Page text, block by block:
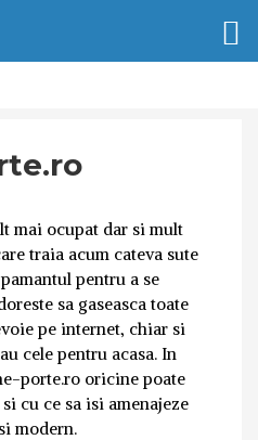
mai ocupat dar si mult
traia acum cateva sute
pentru a se
sa gaseasca toate
pe internet, chiar si
cele pentru acasa. In
porte.ro oricine poate
cu ce sa isi amenajeze
modern.